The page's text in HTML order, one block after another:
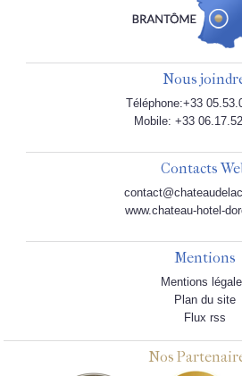
Nous
Téléphone:+33
Mobile: +33
Contacts
www.chateau-hotel-
Mentions
Mentions
Plan du site
Flux rss
Nos